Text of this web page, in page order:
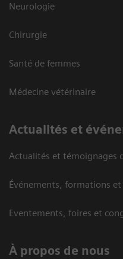
Neurologie
Chirurgie
Santé de femmes
Médecine vétérinaire
Actualités et
Actualités et témoignages
Événements, formations et
Eventements, foires et
À propos de nous